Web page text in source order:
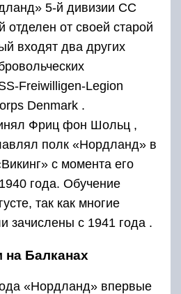
5-й дивизии СС
отделен от своей старой
входят два других
Freiwilligen-Legion
Denmark .
Фриц фон Шольц ,
полк «Нордланд» в
с момента его
года. Обучение
так как многие
зачислены с 1941 года .
на Балканах
«Нордланд» впервые